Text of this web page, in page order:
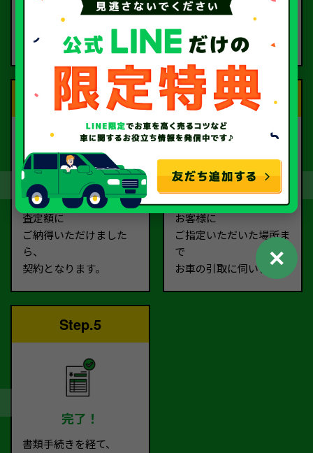
お電話または査定フォー
ご依頼ください。
査定のプロが
お電話で回答いたしま
す。
Step.3
契約
査定額に
ご納得いただけました
ら、
契約となります。
Step.4
お引取り
お客様に
ご指定いただいた場所ま
で
お車の引取に伺います。
Step.5
完了！
書類手続きを経て、
✕